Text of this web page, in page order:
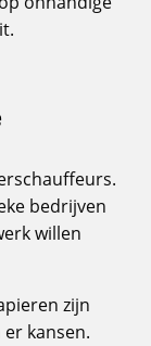
bedrijven
willen
zijn
kansen.